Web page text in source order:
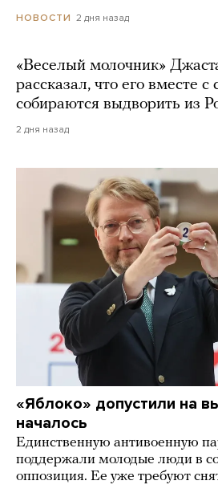
НОВОСТИ 2 дня назад
«Веселый молочник»
рассказал, что его вместе с
собираются выдворить из
2 дня назад
«Яблоко» допустили на
началось
Единственную антивоенную
поддержали молодые люди в
оппозиция. Ее уже требуют